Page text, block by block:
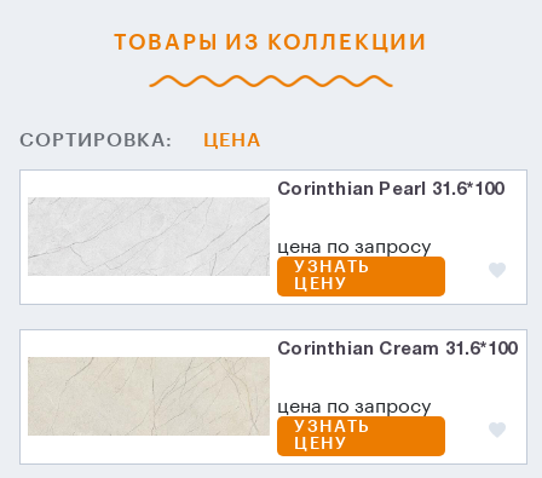
ТОВАРЫ ИЗ КОЛЛЕКЦИИ
СОРТИРОВКА: ЦЕНА
Corinthian Pearl 31.6*100
цена по запросу
УЗНАТЬ
ЦЕНУ
Corinthian Cream 31.6*100
цена по запросу
УЗНАТЬ
ЦЕНУ